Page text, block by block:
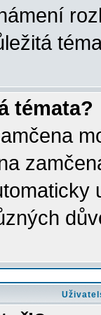
témata?